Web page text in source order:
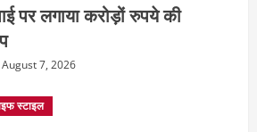
पर लगाया करोड़ों रुपये की
August 7, 2026
स्टाइल